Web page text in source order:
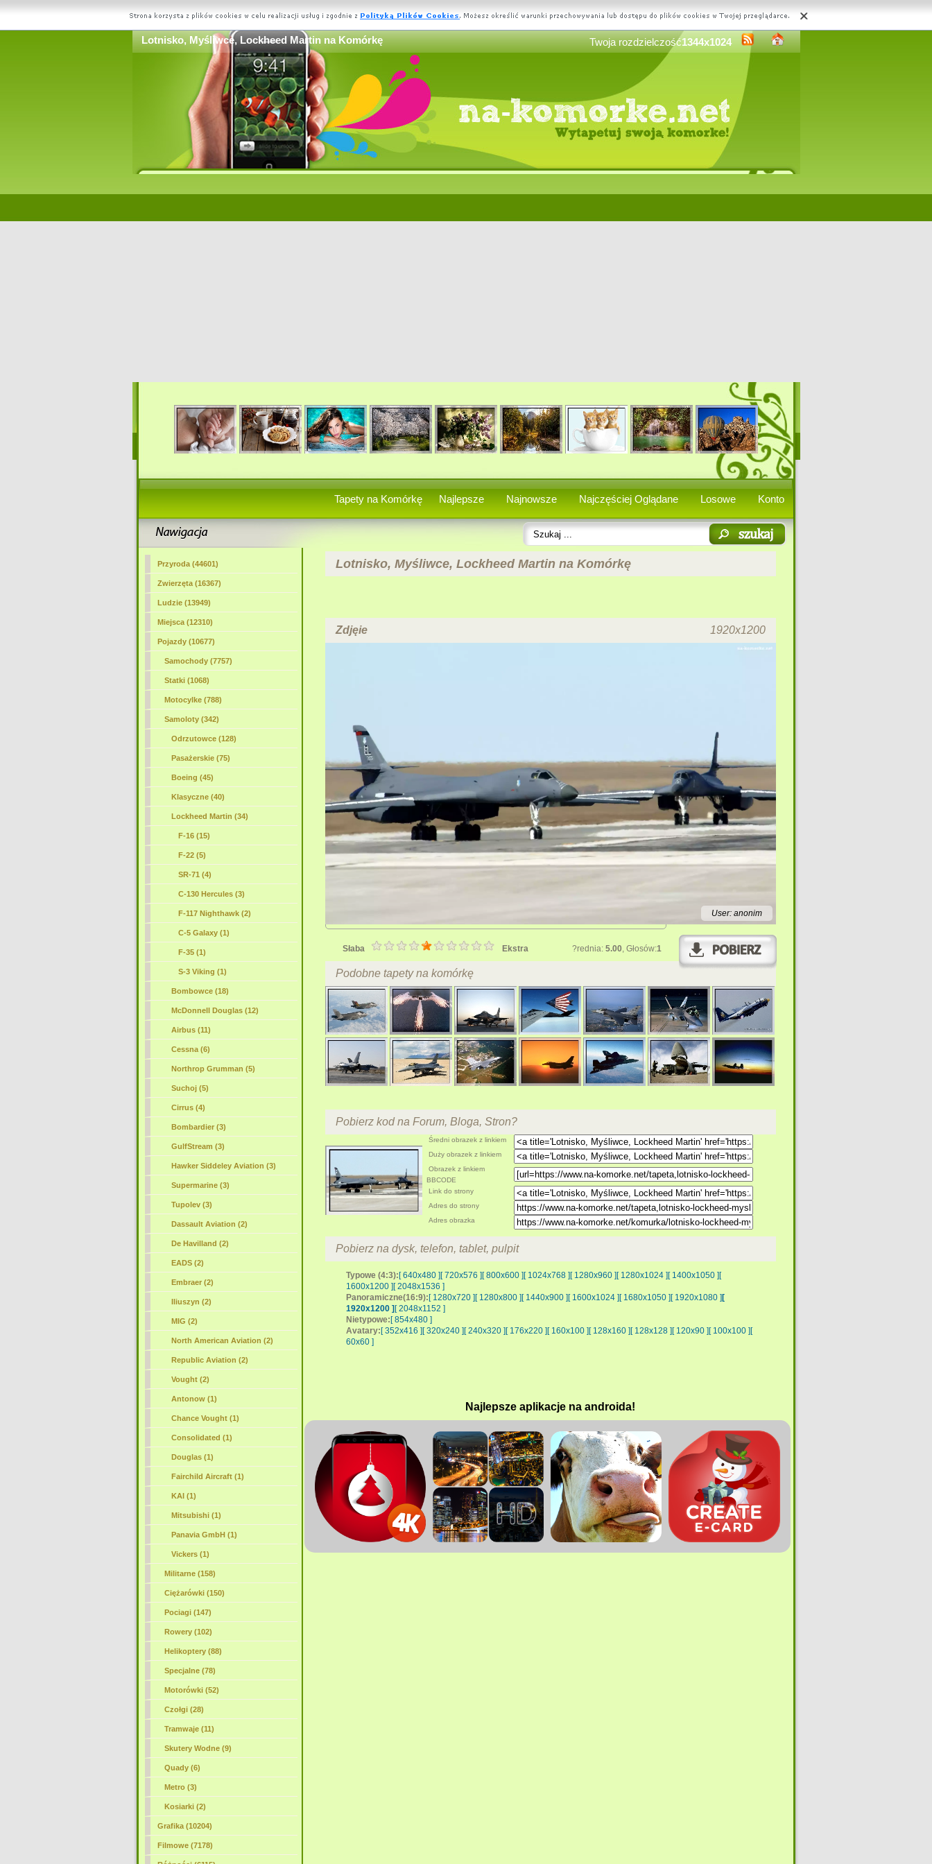
Lotnisko, Myśliwce, Lockheed Martin na Komórkę Twoja rozdzielczość1344x1024
Tapety na Komórkę Najlepsze Najnowsze Najczęściej Oglądane Losowe Konto
Przyroda (44601)
Zwierzęta (16367)
Ludzie (13949)
Miejsca (12310)
Pojazdy (10677)
Samochody (7757)
Statki (1068)
Motocylke (788)
Samoloty (342)
Odrzutowce (128)
Pasażerskie (75)
Boeing (45)
Klasyczne (40)
Lockheed Martin (34)
F-16 (15)
F-22 (5)
SR-71 (4)
C-130 Hercules (3)
F-117 Nighthawk (2)
C-5 Galaxy (1)
F-35 (1)
S-3 Viking (1)
Bombowce (18)
McDonnell Douglas (12)
Airbus (11)
Cessna (6)
Northrop Grumman (5)
Suchoj (5)
Cirrus (4)
Bombardier (3)
GulfStream (3)
Hawker Siddeley Aviation (3)
Supermarine (3)
Tupolev (3)
Dassault Aviation (2)
De Havilland (2)
EADS (2)
Embraer (2)
Iliuszyn (2)
MIG (2)
North American Aviation (2)
Republic Aviation (2)
Vought (2)
Antonow (1)
Chance Vought (1)
Consolidated (1)
Douglas (1)
Fairchild Aircraft (1)
KAI (1)
Mitsubishi (1)
Panavia GmbH (1)
Vickers (1)
Militarne (158)
Ciężarówki (150)
Pociagi (147)
Rowery (102)
Helikoptery (88)
Specjalne (78)
Motorówki (52)
Czołgi (28)
Tramwaje (11)
Skutery Wodne (9)
Quady (6)
Metro (3)
Kosiarki (2)
Grafika (10204)
Filmowe (7178)
Lotnisko, Myśliwce, Lockheed Martin na Komórkę
Zdjęie 1920x1200
User: anonim
Słaba Ekstra?rednia: 5.00, Głosów:1
Podobne tapety na komórkę
Pobierz kod na Forum, Bloga, Stron?
Średni obrazek z linkiem
Duży obrazek z linkiem
Obrazek z linkiem
BBCODE
Link do strony
Adres do strony
Adres obrazka
Pobierz na dysk, telefon, tablet, pulpit
Typowe (4:3): [ 640x480 ] [ 720x576 ] [ 800x600 ] [ 1024x768 ] [ 1280x960 ] [ 1280x1024 ] [ 1400x1050 ] [
1600x1200 ] [ 2048x1536 ]
Panoramiczne(16:9): [ 1280x720 ] [ 1280x800 ] [ 1440x900 ] [ 1600x1024 ] [ 1680x1050 ] [ 1920x1080 ] [
1920x1200 ] [ 2048x1152 ]
Nietypowe: [ 854x480 ]
Avatary: [ 352x416 ] [ 320x240 ] [ 240x320 ] [ 176x220 ] [ 160x100 ] [ 128x160 ] [ 128x128 ] [ 120x90 ] [ 100x100 ] [
60x60 ]
Najlepsze aplikacje na androida!